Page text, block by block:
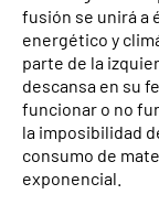
fusión se unirá a
energético y
parte de la
descansa en su
funcionar o no
la imposibilidad
consumo de
exponencial.